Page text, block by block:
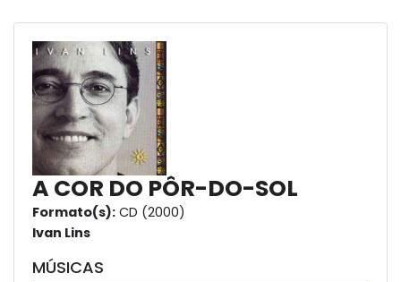
A COR DO PÔR-DO-SOL
Formato(s): CD (2000)
Ivan Lins
MÚSICAS